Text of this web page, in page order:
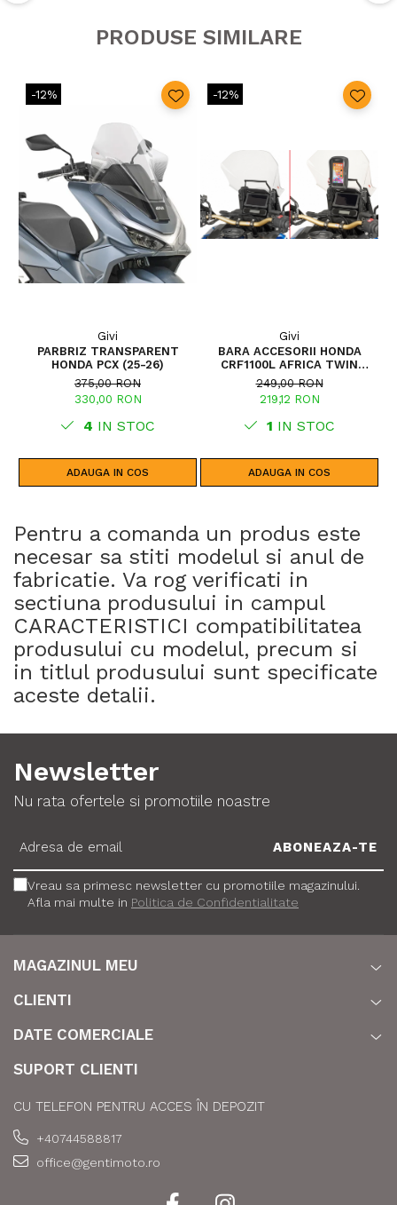
PRODUSE SIMILARE
-12%
Givi
PARBRIZ TRANSPARENT
HONDA PCX (25-26)
375,00 RON
330,00 RON
4 IN STOC
ADAUGA IN COS
-12%
Givi
BARA ACCESORII HONDA
CRF1100L AFRICA TWIN
ADVENTURE SPORTS (20 - 23)
CRF1100L AFRICA TWIN
ADVENTURE SPORTS (24)
CRF1100L AFRICA TWIN (20 -
249,00 RON
219,12 RON
1 IN STOC
ADAUGA IN COS
Pentru a comanda un produs este
necesar sa stiti modelul si anul de
fabricatie. Va rog verificati in
sectiuna produsului in campul
CARACTERISTICI compatibilitatea
produsului cu modelul, precum si
in titlul produsului sunt specificate
aceste detalii.
Newsletter
Nu rata ofertele si promotiile noastre
Vreau sa primesc newsletter cu promotiile magazinului.
Afla mai multe in Politica de Confidentialitate
MAGAZINUL MEU
CLIENTI
DATE COMERCIALE
SUPORT CLIENTI
CU TELEFON PENTRU ACCES ÎN DEPOZIT
+40744588817
office@gentimoto.ro